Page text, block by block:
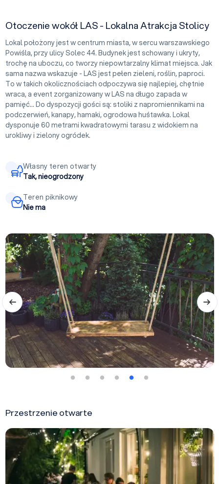
Otoczenie wokół LAS - Lokalna Atrakcja Stolicy
Lokal położony jest w centrum miasta, w sercu warszawskiego
Powiśla, przy ulicy Solec 44. Budynek jest schowany i ukryty,
trochę na uboczu, co tworzy niepowtarzalny klimat miejsca. Jak
sama nazwa wskazuje - LAS jest pełen zieleni, roślin, paproci.
To w takich okolicznościach odpoczywa się najlepiej, chętnie
wraca, a event zorganizowany w LAS na długo zapada w
pamięć... Do dyspozycji gości są: stoliki z napromiennikami na
podczerwień, kanapy, hamaki, ogrodowa huśtawka. Lokal
dysponuje 60 metrami kwadratowymi tarasu z widokiem na
urokliwy i zielony ogródek.
Własny teren otwarty
Tak, nieogrodzony
Teren piknikowy
Nie ma
Przestrzenie otwarte